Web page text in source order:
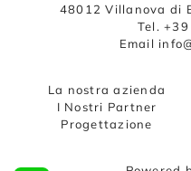
48012 Villanova di
Tel.
Email
La nostra azienda
I Nostri Partner
Progettazione